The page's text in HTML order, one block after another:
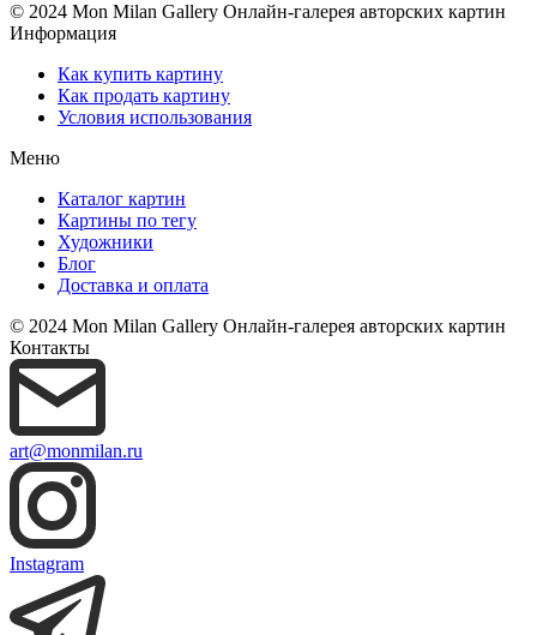
© 2024 Mon Milan Gallery Онлайн-галерея авторских картин
Информация
Как купить картину
Как продать картину
Условия использования
Меню
Каталог картин
Картины по тегу
Художники
Блог
Доставка и оплата
© 2024 Mon Milan Gallery Онлайн-галерея авторских картин
Контакты
art@monmilan.ru
Instagram